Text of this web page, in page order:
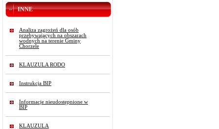
INNE
Analiza zagrożeń dla osób
przebywających na obszarach
wodnych na terenie Gminy
Chorzele
KLAUZULA RODO
Instrukcja BIP
Informacje nieudostępnione w
BIP
KLAUZULA